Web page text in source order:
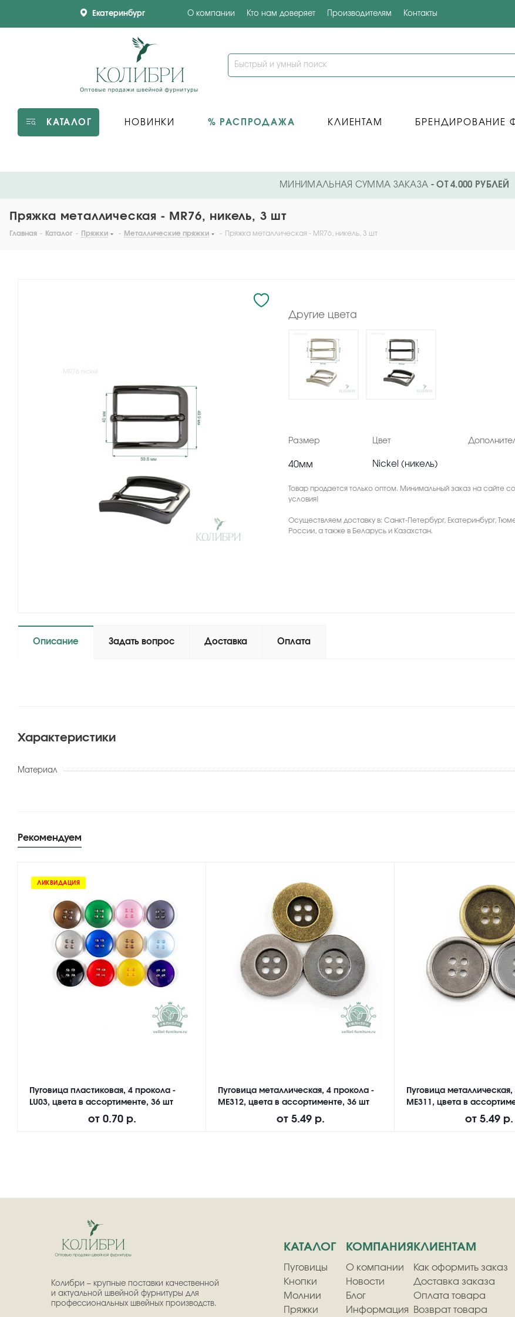
Екатеринбург О компании Кто нам доверяет Производителям Контакты
КАТАЛОГ НОВИНКИ % РАСПРОДАЖА КЛИЕНТАМ БРЕНДИРОВАНИЕ
МИНИМАЛЬНАЯ СУММА ЗАКАЗА - ОТ 4.000 РУБЛЕЙ
Пряжка металлическая - MR76, никель, 3 шт
Главная - Каталог - Пряжки - Металлические пряжки - Пряжка металлическая - MR76, никель, 3 шт
Другие цвета
Размер Цвет
40мм Nickel (никель)
Товар продается только оптом. Минимальный заказ на сайте
условия!
Осуществляем доставку в: Санкт-Петербург, Екатеринбург,
России, а также в Беларусь и Казахстан.
Описание Задать вопрос Доставка Оплата
Характеристики
Материал
Рекомендуем
ЛИКВИДАЦИЯ
Пуговица пластиковая, 4 прокола -
LU03, цвета в ассортименте, 36 шт
от 0.70 р.
Пуговица металлическая, 4 прокола -
ME312, цвета в ассортименте, 36 шт
от 5.49 р.
Пуговица
ME311, цвета в
от 5.49 р.
Колибри – крупные поставки качественной
и актуальной швейной фурнитуры для
профессиональных швейных производств.
КАТАЛОГ
Пуговицы
Кнопки
Молнии
Пряжки
КОМПАНИЯ
О компании
Новости
Блог
Информация
КЛИЕНТАМ
Как оформить заказ
Доставка заказа
Оплата товара
Возврат товара